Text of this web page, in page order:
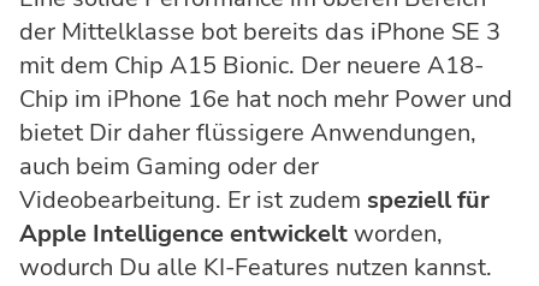
der Mittelklasse bot bereits das iPhone SE 3
mit dem Chip A15 Bionic. Der neuere A18-
Chip im iPhone 16e hat noch mehr Power und
bietet Dir daher flüssigere Anwendungen,
auch beim Gaming oder der
Videobearbeitung. Er ist zudem speziell für
Apple Intelligence entwickeltworden,
wodurch Du alle KI-Features nutzen kannst.